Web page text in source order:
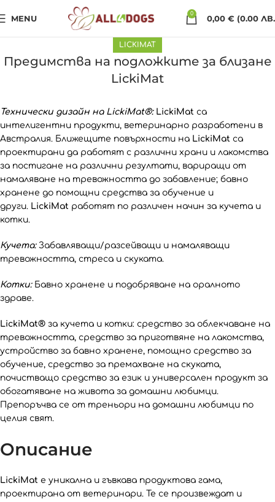
MENU 0 0,00 € (0.00
LICKIMAT
Предимства на подложките за близане
LickiMat
Технически дизайн на LickiMat®: LickiMat са
интелигентни продукти, ветеринарно разработени в
Австралия. Ближещите повърхности на LickiMat са
проектирани да работят с различни храни и лакомства
за постигане на различни резултати, вариращи от
намаляване на тревожността до забавление; бавно
хранене до помощни средства за обучение и
други. LickiMat работят по различен начин за кучета и
котки.
Кучета:Забавляващи/разсейващи и намаляващи
тревожността, стреса и скуката.
Котки:Бавно хранене и подобряване на оралното
здраве.
LickiMat® за кучета и котки: средство за облекчаване на
тревожността, средство за приготвяне на лакомства,
устройство за бавно хранене, помощно средство за
обучение, средство за премахване на скуката,
почистващо средство за език и универсален продукт за
обогатяване на живота за домашни любимци.
Препоръчва се от треньори на домашни любимци по
целия свят.
Описание
LickiMat е уникална и гъвкава продуктова гама,
проектирана от ветеринари. Те се произвеждат и